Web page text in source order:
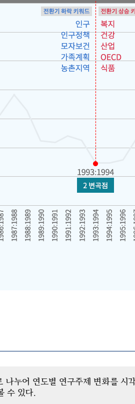
누어 연도별 연구주제 변화를
수 있다.